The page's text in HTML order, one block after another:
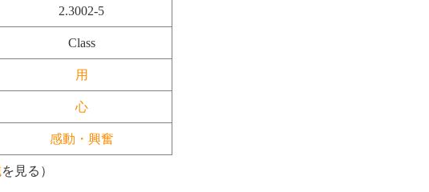
2.3002-5
Class
用
心
感動・興奮
を見る）